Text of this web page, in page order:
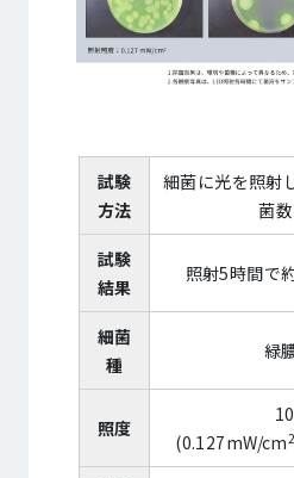
試験
方法
細菌に光を照射
菌
試験
結果
照射5時間で
細菌
種
緑
照度
(0.127mW/cm2